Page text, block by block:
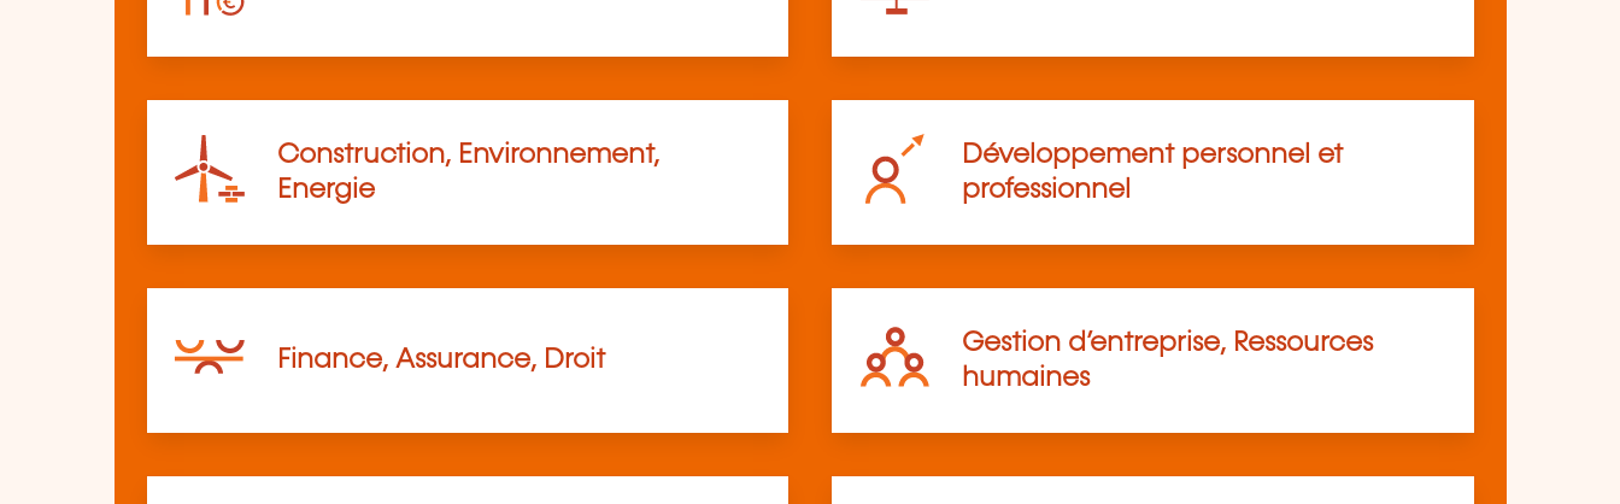
Construction, Environnement,
Energie
Développement personnel et
professionnel
Finance, Assurance, Droit
Gestion d’entreprise, Ressources
humaines